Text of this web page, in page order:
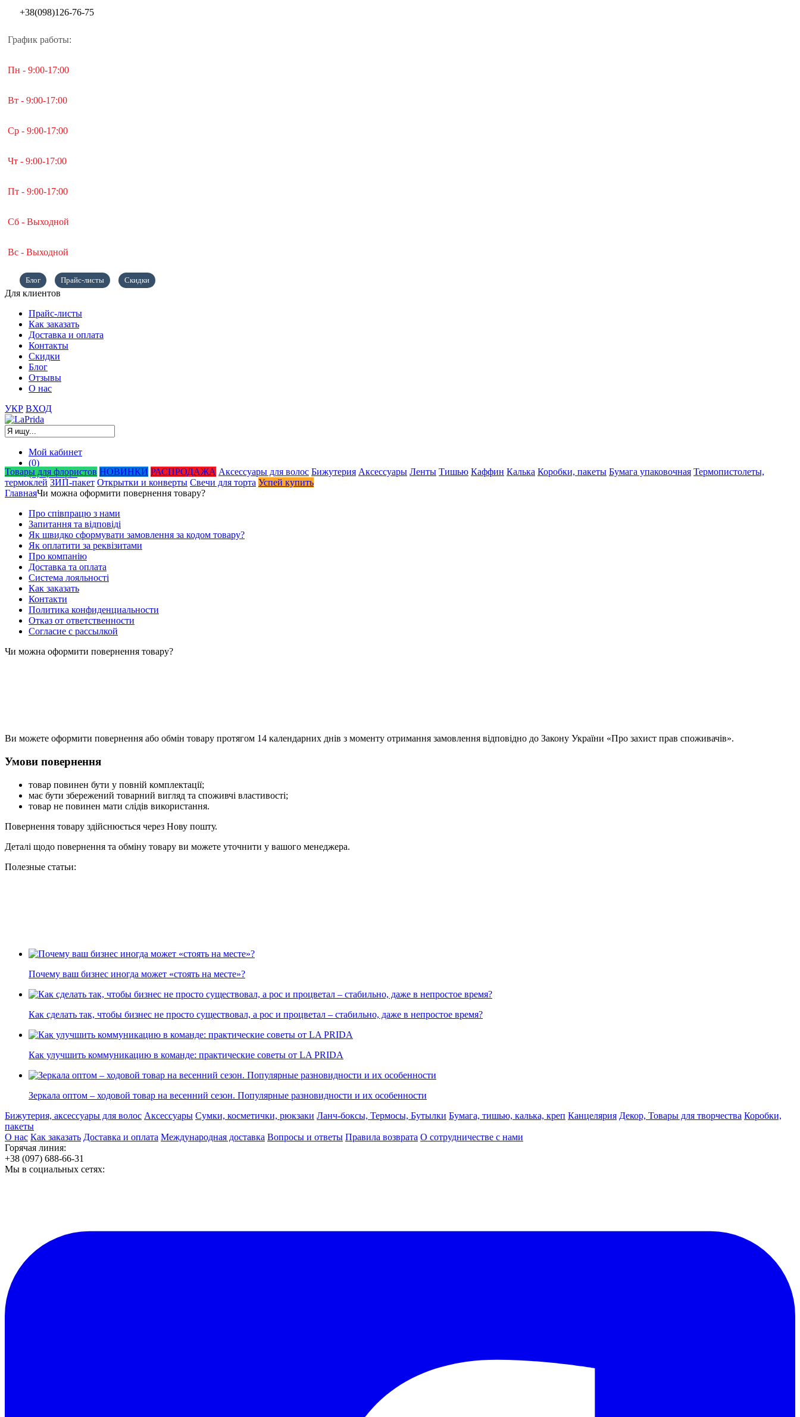
+38(098)126-76-75
График работы:
Пн - 9:00-17:00
Вт - 9:00-17:00
Ср - 9:00-17:00
Чт - 9:00-17:00
Пт - 9:00-17:00
Сб - Выходной
Вс - Выходной
Блог Прайс-листы Скидки
Для клиентов
Прайс-листы
Как заказать
Доставка и оплата
Контакты
Скидки
Блог
Отзывы
О нас
УКР ВХОД
Мой кабинет
(0)
(0) 0,00грн.
Товары для флористов НОВИНКИ РАСПРОДАЖА Аксессуары для волос Бижутерия Аксессуары Ленты Тишью Каффин Калька Коробки, пакеты Бумага упаковочная Термопистолеты,
термоклей ЗИП-пакет Открытки и конверты Свечи для торта Успей купить
ГлавнаяЧи можна оформити повернення товару?
Про співпрацю з нами
Запитання та відповіді
Як швидко сформувати замовлення за кодом товару?
Як оплатити за реквізитами
Про компанію
Доставка та оплата
Система лояльності
Как заказать
Контакти
Политика конфиденциальности
Отказ от ответственности
Согласие с рассылкой
Чи можна оформити повернення товару?
Ви можете оформити повернення або обмін товару протягом 14 календарних днів з моменту отримання замовлення відповідно до Закону України «Про захист прав споживачів».
Умови повернення
товар повинен бути у повній комплектації;
має бути збережений товарний вигляд та споживчі властивості;
товар не повинен мати слідів використання.
Повернення товару здійснюється через Нову пошту.
Деталі щодо повернення та обміну товару ви можете уточнити у вашого менеджера.
Полезные статьи:
Почему ваш бизнес иногда может «стоять на месте»?
Как сделать так, чтобы бизнес не просто существовал, а рос и процветал – стабильно, даже в непростое время?
Как улучшить коммуникацию в команде: практические советы от LA PRIDA
Зеркала оптом – ходовой товар на весенний сезон. Популярные разновидности и их особенности
Бижутерия, аксессуары для волос Аксессуары Сумки, косметички, рюкзаки Ланч-боксы, Термосы, Бутылки Бумага, тишью, калька, креп Канцелярия Декор, Товары для творчества Коробки,
пакеты
О нас Как заказать Доставка и оплата Международная доставка Вопросы и ответы Правила возврата О сотрудничестве с нами
Горячая линия:
+38 (097) 688-66-31
Мы в социальных сетях: